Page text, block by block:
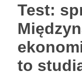
Test:
to